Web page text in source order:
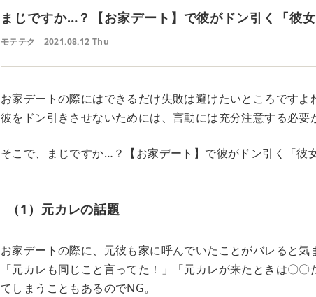
まじですか…？【お家デート】で彼がドン引く「彼
モテテク 2021.08.12 Thu
お家デートの際にはできるだけ失敗は避けたいところですよ
彼をドン引きさせないためには、言動には充分注意する必要
そこで、まじですか…？【お家デート】で彼がドン引く「彼
（1）元カレの話題
お家デートの際に、元彼も家に呼んでいたことがバレると気
「元カレも同じこと言ってた！」「元カレが来たときは〇
てしまうこともあるのでNG。